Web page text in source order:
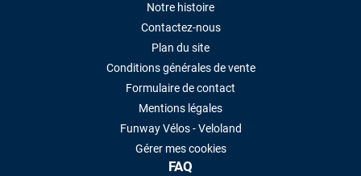
Notre histoire
Contactez-nous
Plan du site
Conditions générales de vente
Formulaire de contact
Mentions légales
Funway Vélos - Veloland
Gérer mes cookies
FAQ